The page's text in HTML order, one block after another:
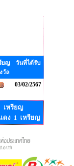
ยญ
วัล
วันที่ได้รับ
03/02/2567
เหรียญ
ดง 1 เหรียญ